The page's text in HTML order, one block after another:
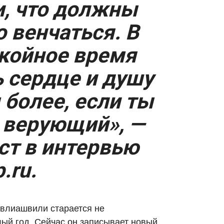
что должны
венчаться. В
время
сердце и душу
если ты
—
в интервью
старается не
год. Сейчас он записывает новый